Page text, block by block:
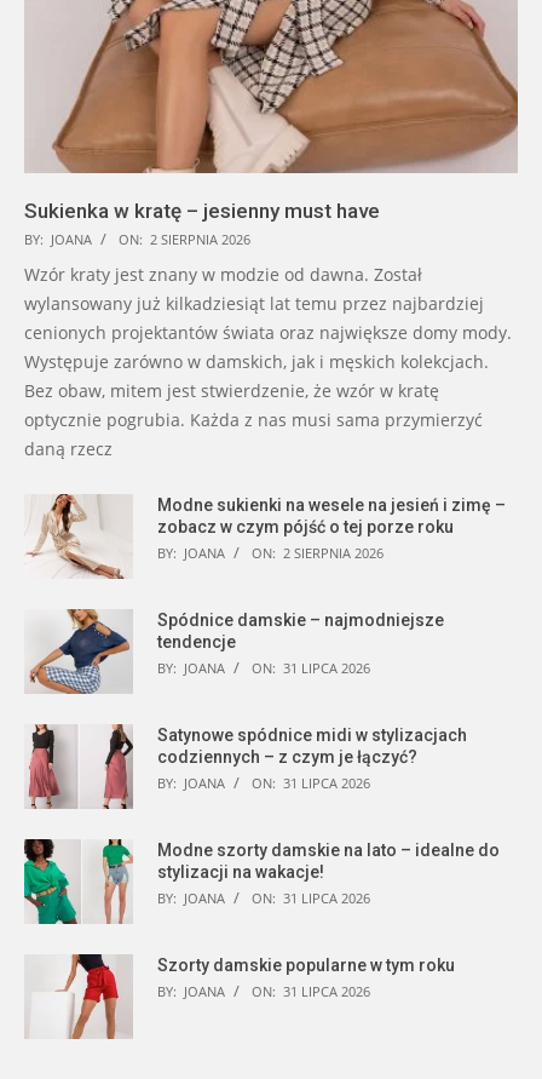
Sukienka w kratę – jesienny must have
BY: JOANA ON: 2 SIERPNIA 2026
Wzór kraty jest znany w modzie od dawna. Został
wylansowany już kilkadziesiąt lat temu przez najbardziej
cenionych projektantów świata oraz największe domy mody.
Występuje zarówno w damskich, jak i męskich kolekcjach.
Bez obaw, mitem jest stwierdzenie, że wzór w kratę
optycznie pogrubia. Każda z nas musi sama przymierzyć
daną rzecz
Modne sukienki na wesele na jesień i zimę –
zobacz w czym pójść o tej porze roku
BY: JOANA ON: 2 SIERPNIA 2026
Spódnice damskie – najmodniejsze
tendencje
BY: JOANA ON: 31 LIPCA 2026
Satynowe spódnice midi w stylizacjach
codziennych – z czym je łączyć?
BY: JOANA ON: 31 LIPCA 2026
Modne szorty damskie na lato – idealne do
stylizacji na wakacje!
BY: JOANA ON: 31 LIPCA 2026
Szorty damskie popularne w tym roku
BY: JOANA ON: 31 LIPCA 2026